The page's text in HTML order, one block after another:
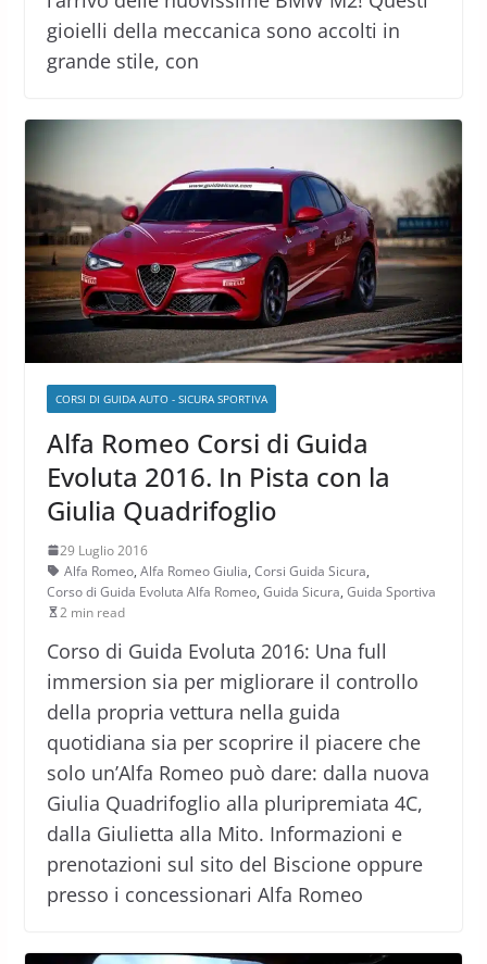
gioielli della meccanica sono accolti in
grande stile, con
CORSI DI GUIDA AUTO - SICURA SPORTIVA
Alfa Romeo Corsi di Guida
Evoluta 2016. In Pista con la
Giulia Quadrifoglio
29 Luglio 2016
Alfa Romeo, Alfa Romeo Giulia, Corsi Guida Sicura,
Corso di Guida Evoluta Alfa Romeo, Guida Sicura, Guida Sportiva
2 min read
Corso di Guida Evoluta 2016: Una full
immersion sia per migliorare il controllo
della propria vettura nella guida
quotidiana sia per scoprire il piacere che
solo un’Alfa Romeo può dare: dalla nuova
Giulia Quadrifoglio alla pluripremiata 4C,
dalla Giulietta alla Mito. Informazioni e
prenotazioni sul sito del Biscione oppure
presso i concessionari Alfa Romeo